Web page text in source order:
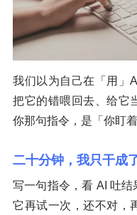
我们以为自己在「用」
把它的错喂回去、给它
你那句指令，是「你盯
二十分钟，我只干成
写一句指令，看 AI 吐结
它再试一次，还不对